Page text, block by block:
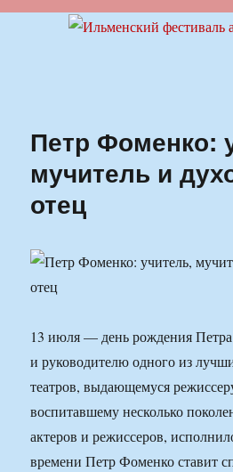
Ильменский
Петр Фоменко:
мучитель и
отец
13 июля — день рождения
и руководителю одного из
театров, выдающемуся
воспитавшему несколько
актеров и режиссеров,
времени Петр Фоменко ставит